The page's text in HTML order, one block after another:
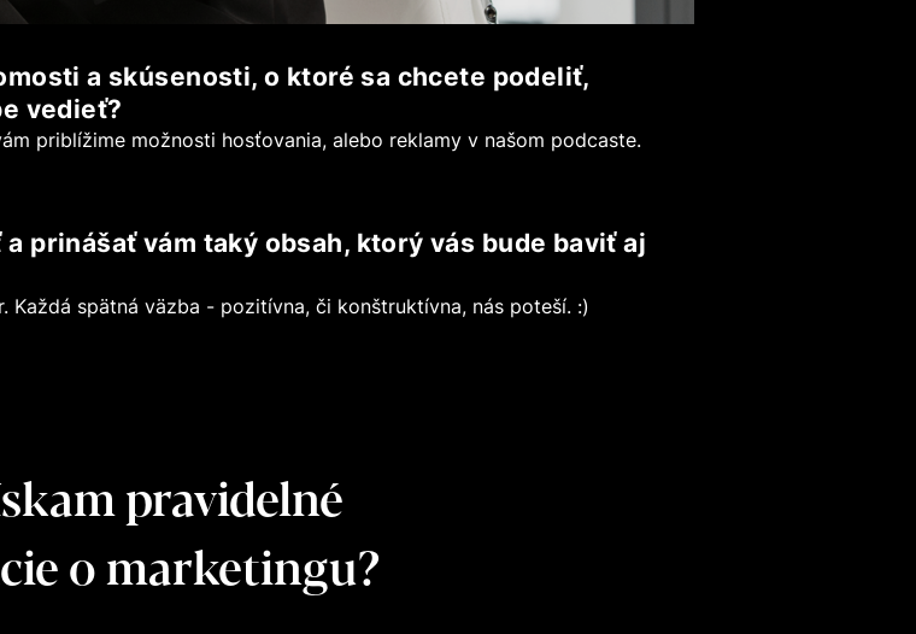
a skúsenosti, o ktoré sa chcete podeliť,
vedieť?
priblížime možnosti hosťovania, alebo reklamy v našom podcaste.
prinášať vám taký obsah, ktorý vás bude baviť aj
Každá spätná väzba - pozitívna, či konštruktívna, nás poteší. :)
pravidelné
o marketingu?